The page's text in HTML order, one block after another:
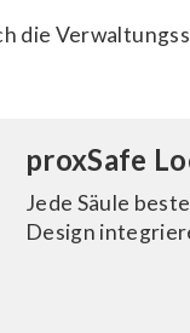
die
proxSafe
Jede Säule
Design